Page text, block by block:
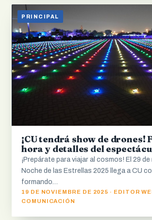
PRINCIPAL
¡CU tendrá show de drones!
hora y detalles del
¡Prepárate para viajar al cosmos! El 29 de
Noche de las Estrellas 2025 llega a CU
formando…
19 DE NOVIEMBRE DE 2025 · EDITOR
COMUNICACIÓN